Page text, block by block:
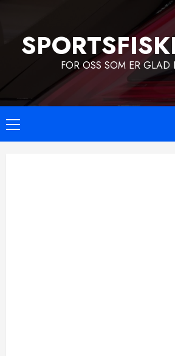
content
FOR OSS SOM ER GLAD
Primary
Menu